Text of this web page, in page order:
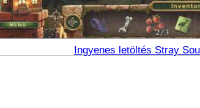
Ingyenes letöltés Stray